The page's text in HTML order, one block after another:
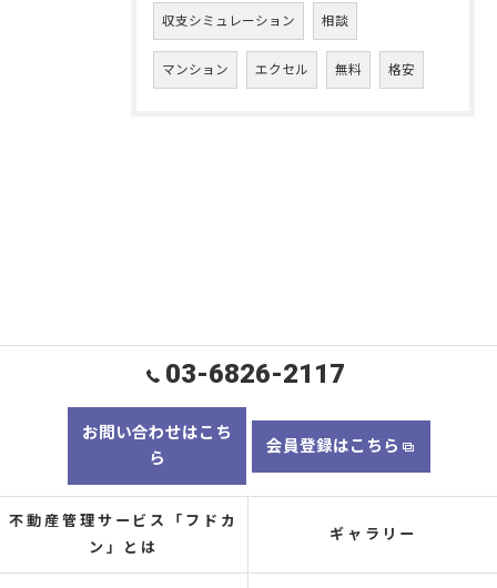
収支シミュレーション 相談
マンション エクセル 無料 格安
03-6826-2117
お問い合わせはこち
ら
会員登録はこちら
不動産管理サービス「フドカ
ン」とは
ギャラリー